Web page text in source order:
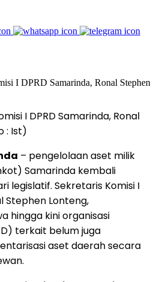
I DPRD Samarinda, Ronal
: Ist)
– pengelolaan aset milik
Samarinda kembali
legislatif. Sekretaris Komisi I
Stephen Lonteng,
hingga kini organisasi
terkait belum juga
aset daerah secara